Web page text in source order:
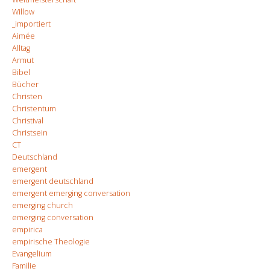
Willow
_importiert
Aimée
Alltag
Armut
Bibel
Bücher
Christen
Christentum
Christival
Christsein
CT
Deutschland
emergent
emergent deutschland
emergent emerging conversation
emerging church
emerging conversation
empirica
empirische Theologie
Evangelium
Familie